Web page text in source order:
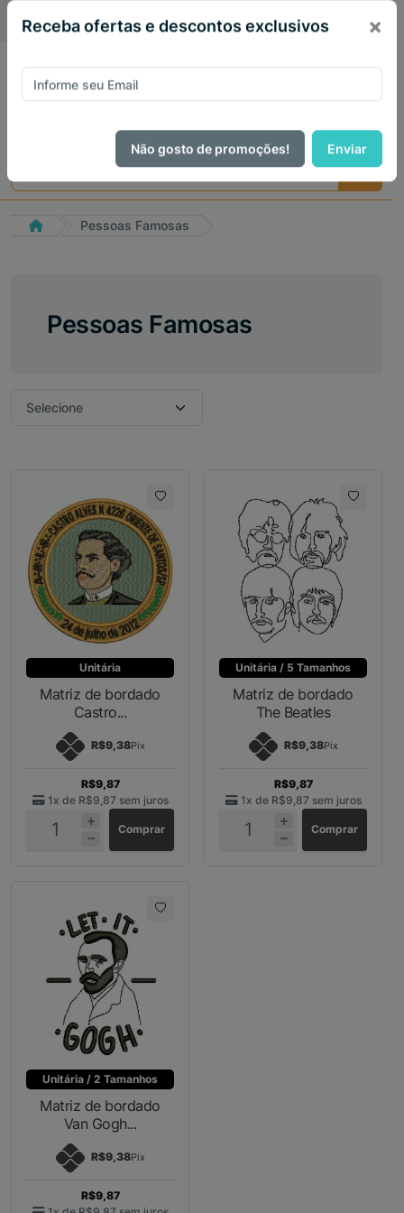
PIX 5% de desconto em todo site no mês de Agosto
Pessoas Famosas
Pessoas Famosas
Unitária
Matriz de bordado
Castro...
R$9,38Pix
R$9,87
1x de R$9,87 sem juros
Comprar
Unitária / 5 Tamanhos
Matriz de bordado
The Beatles
R$9,38Pix
R$9,87
1x de R$9,87 sem juros
Comprar
Unitária / 2 Tamanhos
Matriz de bordado
Van Gogh...
R$9,38Pix
R$9,87
Receba ofertas e descontos exclusivos ×
Não gosto de promoções! Enviar